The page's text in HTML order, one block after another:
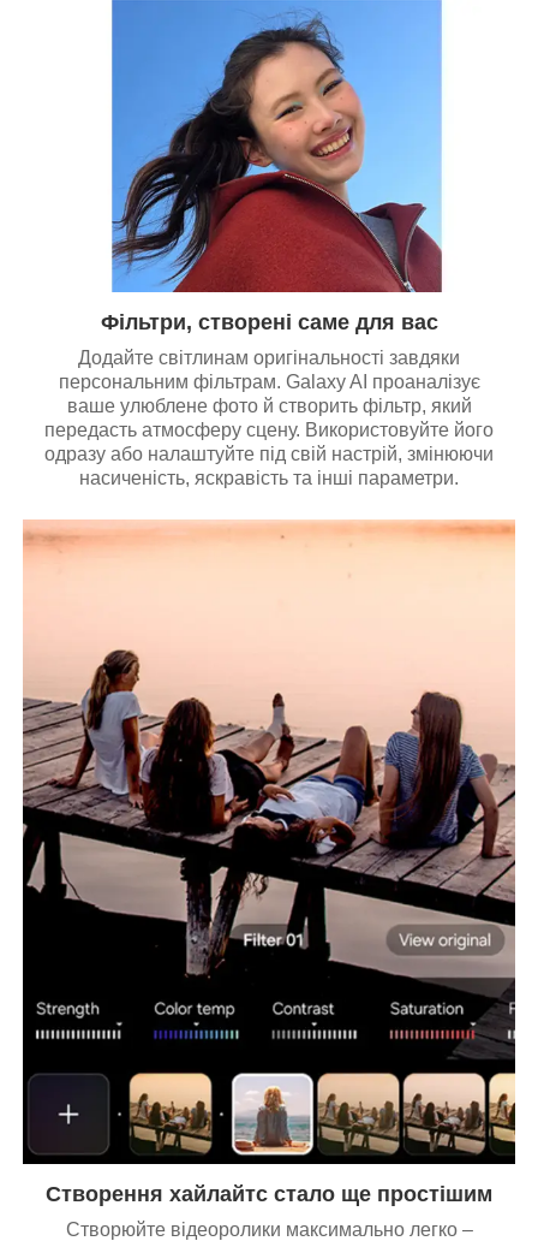
Фільтри, створені саме для вас
Додайте світлинам оригінальності завдяки
персональним фільтрам. Galaxy AI проаналізує
ваше улюблене фото й створить фільтр, який
передасть атмосферу сцену. Використовуйте його
одразу або налаштуйте під свій настрій, змінюючи
насиченість, яскравість та інші параметри.
Створення хайлайтс стало ще простішим
Створюйте відеоролики максимально легко –